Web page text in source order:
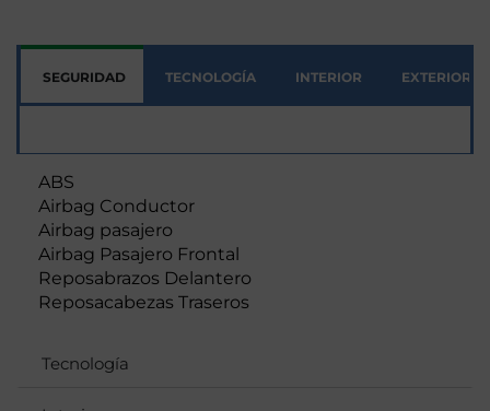
SEGURIDAD TECNOLOGÍA INTERIOR EXTERIOR
ABS
Airbag Conductor
Airbag pasajero
Airbag Pasajero Frontal
Reposabrazos Delantero
Reposacabezas Traseros
Tecnología